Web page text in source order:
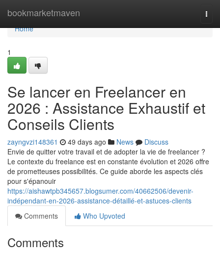
bookmarketmaven
Home
Home
1
Se lancer en Freelancer en
2026 : Assistance Exhaustif et
Conseils Clients
zayngvzi148361 49 days ago News
Discuss
Envie de quitter votre travail et de adopter la vie de freelancer ?
Le contexte du freelance est en constante évolution et 2026 offre
de prometteuses possibilités. Ce guide aborde les aspects clés
pour s'épanouir
https://aishawtpb345657.blogsumer.com/40662506/devenir-
indépendant-en-2026-assistance-détaillé-et-astuces-clients
Comments
Who Upvoted
Comments